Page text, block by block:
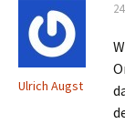
Ulrich Augst